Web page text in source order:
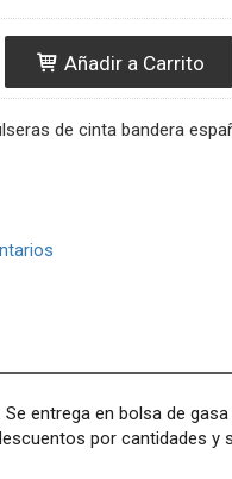
Añadir a Carrito
de cinta bandera
entrega en bolsa de
por cantidades y